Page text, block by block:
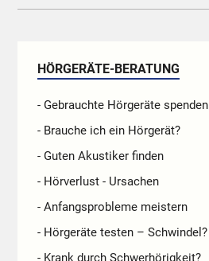
HÖRGERÄTE-BERATUNG
- Gebrauchte Hörgeräte spenden
- Brauche ich ein Hörgerät?
- Guten Akustiker finden
- Hörverlust - Ursachen
- Anfangsprobleme meistern
- Hörgeräte testen – Schwindel?
- Krank durch Schwerhörigkeit?